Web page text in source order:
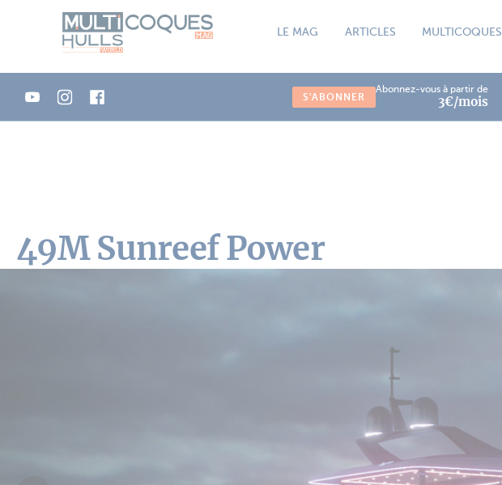
LE MAG ARTICLES MULTICOQUES
S'ABONNER
Abonnez-vous à partir de
3€/mois
49M Sunreef Power
Panneau de gestion des cookies